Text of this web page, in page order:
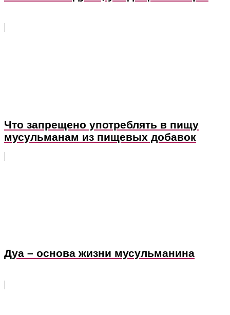
Что запрещено употреблять в пищу
мусульманам из пищевых добавок
Дуа – основа жизни мусульманина